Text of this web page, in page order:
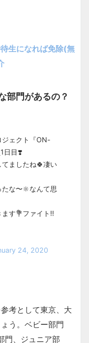
生になれば免除(無
部門があるの？
ジェクト『ON-
日目❣️
ましたね🍀凄い
な〜🔆なんて思
す💐ファイト‼️
24, 2020
考として東京、大
う。ベビー部門
門、ジュニア部